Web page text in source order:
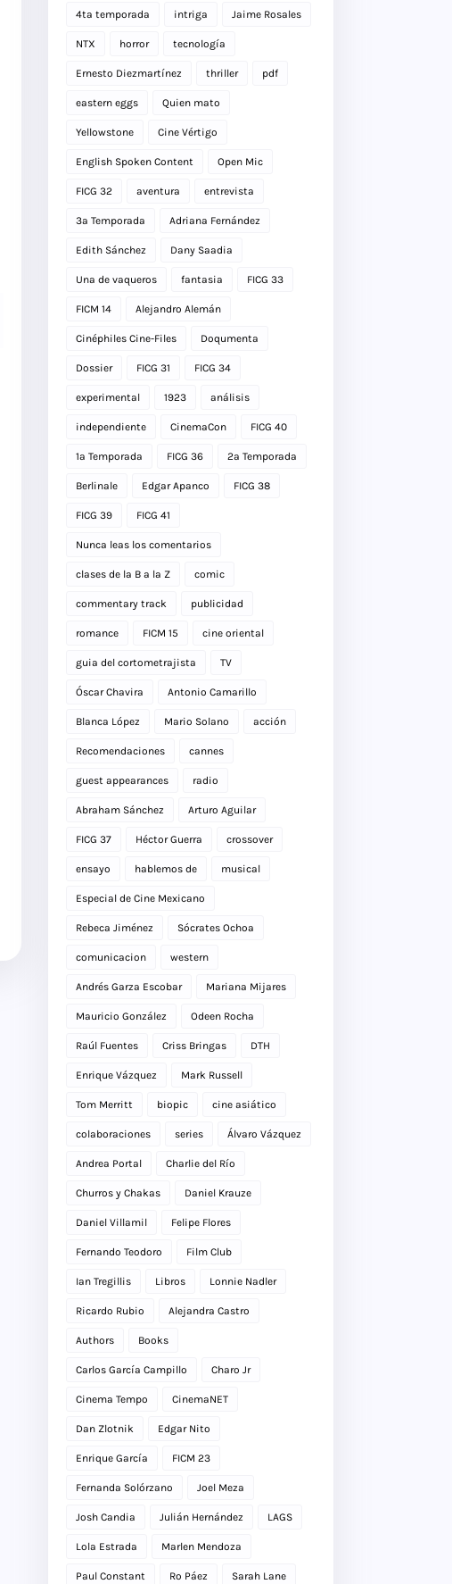
4ta temporada intriga Jaime Rosales
NTX horror tecnología
Ernesto Diezmartínez thriller pdf
eastern eggs Quien mato
Yellowstone Cine Vértigo
English Spoken Content Open Mic
FICG 32 aventura entrevista
3a Temporada Adriana Fernández
Edith Sánchez Dany Saadia
Una de vaqueros fantasia FICG 33
FICM 14 Alejandro Alemán
Cinéphiles Cine-Files Doqumenta
Dossier FICG 31 FICG 34
experimental 1923 análisis
independiente CinemaCon FICG 40
1a Temporada FICG 36 2a Temporada
Berlinale Edgar Apanco FICG 38
FICG 39 FICG 41
Nunca leas los comentarios
clases de la B a la Z comic
commentary track publicidad
romance FICM 15 cine oriental
guia del cortometrajista TV
Óscar Chavira Antonio Camarillo
Blanca López Mario Solano acción
Recomendaciones cannes
guest appearances radio
Abraham Sánchez Arturo Aguilar
FICG 37 Héctor Guerra crossover
ensayo hablemos de musical
Especial de Cine Mexicano
Rebeca Jiménez Sócrates Ochoa
comunicacion western
Andrés Garza Escobar Mariana Mijares
Mauricio González Odeen Rocha
Raúl Fuentes Criss Bringas DTH
Enrique Vázquez Mark Russell
Tom Merritt biopic cine asiático
colaboraciones series Álvaro Vázquez
Andrea Portal Charlie del Río
Churros y Chakas Daniel Krauze
Daniel Villamil Felipe Flores
Fernando Teodoro Film Club
Ian Tregillis Libros Lonnie Nadler
Ricardo Rubio Alejandra Castro
Authors Books
Carlos García Campillo Charo Jr
Cinema Tempo CinemaNET
Dan Zlotnik Edgar Nito
Enrique García FICM 23
Fernanda Solórzano Joel Meza
Josh Candia Julián Hernández LAGS
Lola Estrada Marlen Mendoza
Paul Constant Ro Páez Sarah Lane